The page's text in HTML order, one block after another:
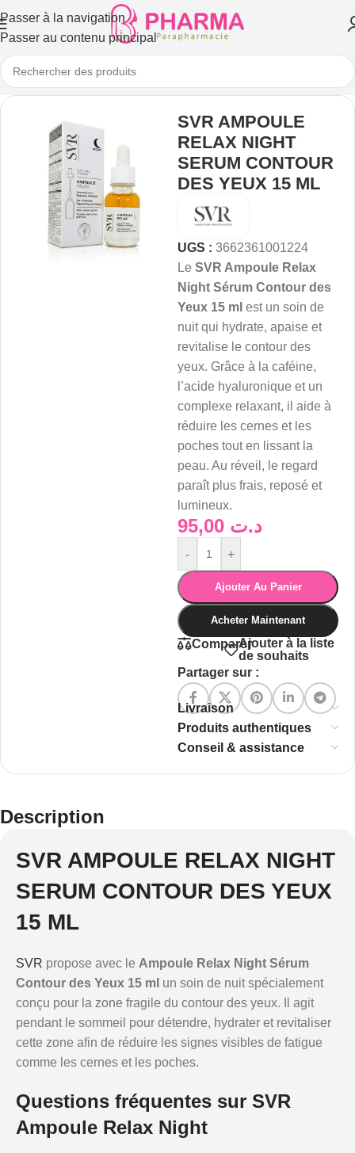
Passer à la navigation
Passer au contenu principal
SVR AMPOULE
RELAX NIGHT
SERUM CONTOUR
DES YEUX 15 ML
UGS : 3662361001224
Le SVR Ampoule Relax
Night Sérum Contour des
Yeux 15 ml est un soin de
nuit qui hydrate, apaise et
revitalise le contour des
yeux. Grâce à la caféine,
l’acide hyaluronique et un
complexe relaxant, il aide à
réduire les cernes et les
poches tout en lissant la
peau. Au réveil, le regard
paraît plus frais, reposé et
lumineux.
د.ت
- +
Ajouter Au Panier
Acheter Maintenant
ComparerAjouter à la liste
de souhaits
Partager sur :
Livraison
Produits authentiques
Conseil & assistance
Description
SVR AMPOULE RELAX NIGHT
SERUM CONTOUR DES YEUX
15 ML
SVR propose avec le Ampoule Relax Night Sérum
Contour des Yeux 15 ml un soin de nuit spécialement
conçu pour la zone fragile du contour des yeux. Il agit
pendant le sommeil pour détendre, hydrater et revitaliser
cette zone afin de réduire les signes visibles de fatigue
comme les cernes et les poches.
Questions fréquentes sur SVR
Ampoule Relax Night